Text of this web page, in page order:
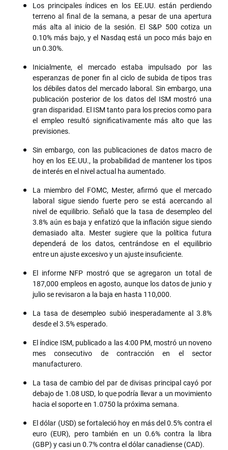
Los principales índices en los EE.UU. están perdiendo
terreno al final de la semana, a pesar de una apertura
más alta al inicio de la sesión. El S&P 500 cotiza un
0.10% más bajo, y el Nasdaq está un poco más bajo en
un 0.30%.
Inicialmente, el mercado estaba impulsado por las
esperanzas de poner fin al ciclo de subida de tipos tras
los débiles datos del mercado laboral. Sin embargo, una
publicación posterior de los datos del ISM mostró una
gran disparidad. El ISM tanto para los precios como para
el empleo resultó significativamente más alto que las
previsiones.
Sin embargo, con las publicaciones de datos macro de
hoy en los EE.UU., la probabilidad de mantener los tipos
de interés en el nivel actual ha aumentado.
La miembro del FOMC, Mester, afirmó que el mercado
laboral sigue siendo fuerte pero se está acercando al
nivel de equilibrio. Señaló que la tasa de desempleo del
3.8% aún es baja y enfatizó que la inflación sigue siendo
demasiado alta. Mester sugiere que la política futura
dependerá de los datos, centrándose en el equilibrio
entre un ajuste excesivo y un ajuste insuficiente.
El informe NFP mostró que se agregaron un total de
187,000 empleos en agosto, aunque los datos de junio y
julio se revisaron a la baja en hasta 110,000.
La tasa de desempleo subió inesperadamente al 3.8%
desde el 3.5% esperado.
El índice ISM, publicado a las 4:00 PM, mostró un noveno
mes consecutivo de contracción en el sector
manufacturero.
La tasa de cambio del par de divisas principal cayó por
debajo de 1.08 USD, lo que podría llevar a un movimiento
hacia el soporte en 1.0750 la próxima semana.
El dólar (USD) se fortaleció hoy en más del 0.5% contra el
euro (EUR), pero también en un 0.6% contra la libra
(GBP) y casi un 0.7% contra el dólar canadiense (CAD).